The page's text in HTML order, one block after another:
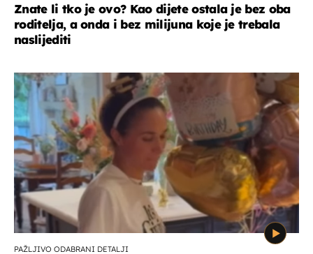
Znate li tko je ovo? Kao dijete ostala je bez oba
roditelja, a onda i bez milijuna koje je trebala
naslijediti
PAŽLJIVO ODABRANI DETALJI